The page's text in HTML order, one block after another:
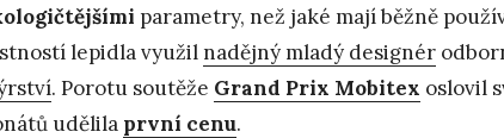
parametry, než jaké mají běžně
lepidla využilnadějný mladý designér
. Porotu soutěže Grand Prix Mobitex oslovil
udělila první cenu.